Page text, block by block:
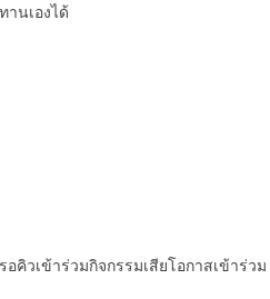
นเองได้
คิวเข้าร่วมกิจกรรมเสียโอกาสเข้าร่วม